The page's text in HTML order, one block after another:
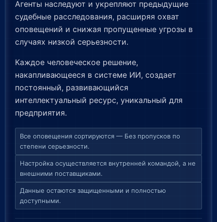
Агенты наследуют и укрепляют предыдущие
судебные расследования, расширяя охват
оповещений и снижая пропущенные угрозы в
случаях низкой серьезности.
Каждое человеческое решение,
накапливающееся в системе ИИ, создает
постоянный, развивающийся
интеллектуальный ресурс, уникальный для
предприятия.
Все оповещения сортируются — Без пропусков по
степени серьезности.
Настройка осуществляется внутренней командой, а не
внешними поставщиками.
Данные остаются защищенными и полностью
доступными.